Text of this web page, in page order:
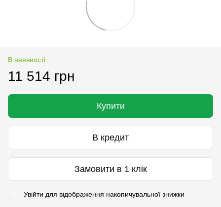
В наявності
11 514 грн
Купити
В кредит
Замовити в 1 клік
Увійти для відображення накопичувальної знижки